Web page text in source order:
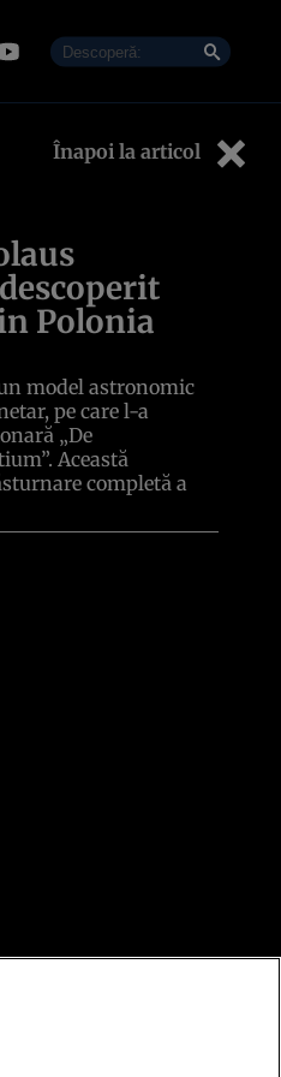
Înapoi la articol
Polonia
model astronomic
pe care l-a
„De
Această
completă a